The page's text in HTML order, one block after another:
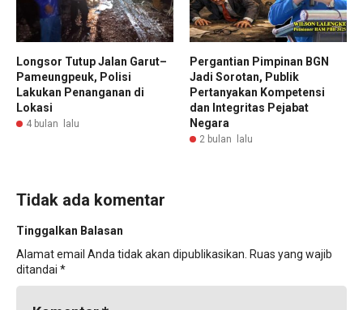
Longsor Tutup Jalan Garut–
Pameungpeuk, Polisi
Lakukan Penanganan di
Lokasi
4 bulan lalu
Pergantian Pimpinan BGN
Jadi Sorotan, Publik
Pertanyakan Kompetensi
dan Integritas Pejabat
Negara
2 bulan lalu
Tidak ada komentar
Tinggalkan Balasan
Alamat email Anda tidak akan dipublikasikan. Ruas yang wajib
ditandai *